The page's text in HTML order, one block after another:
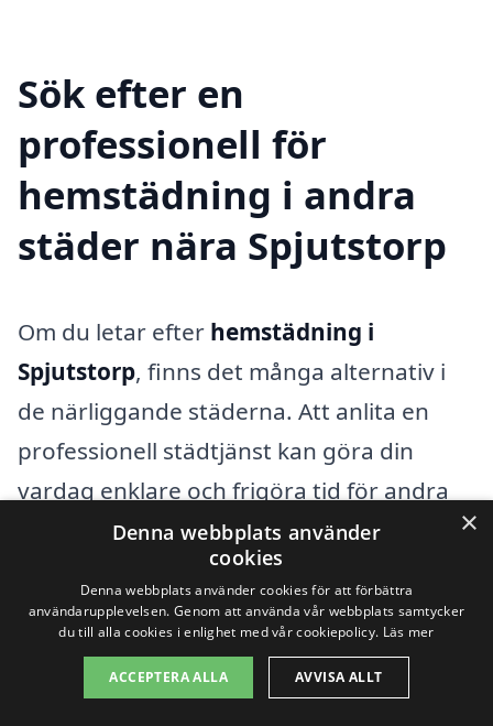
Sök efter en
professionell för
hemstädning i andra
städer nära Spjutstorp
Om du letar efter hemstädning i
Spjutstorp, finns det många alternativ i
de närliggande städerna. Att anlita en
professionell städtjänst kan göra din
vardag enklare och frigöra tid för andra
aktiviteter. Många företag erbjuder
hemstädningstjänster i både Spjutstorp
och omkringliggande områden, vilket gör
det enkelt att få hjälp oavsett var du bor.
×
Denna webbplats använder
cookies
Denna webbplats använder cookies för att förbättra
användarupplevelsen. Genom att använda vår webbplats samtycker
du till alla cookies i enlighet med vår cookiepolicy. Läs mer
ACCEPTERA ALLA AVVISA ALLT